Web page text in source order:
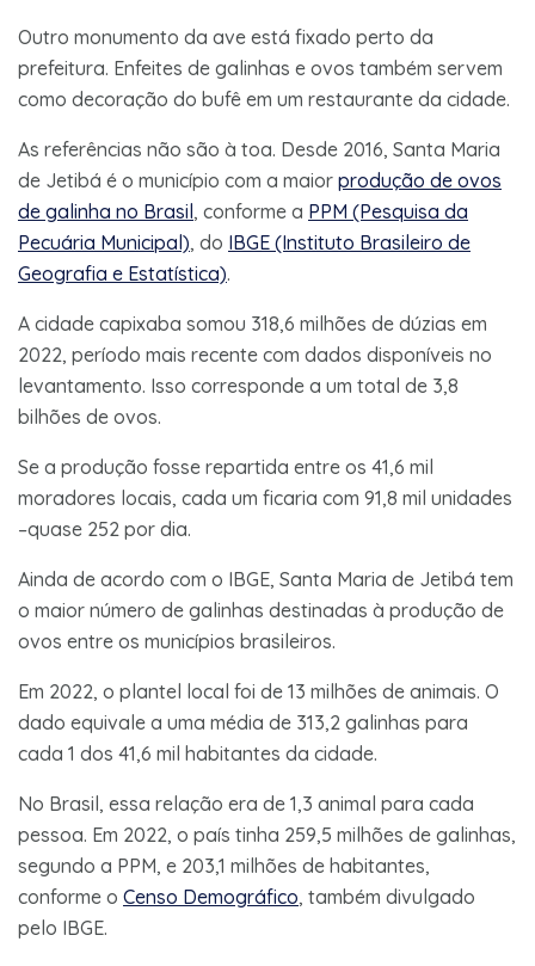
Outro monumento da ave está fixado perto da
prefeitura. Enfeites de galinhas e ovos também servem
como decoração do bufê em um restaurante da cidade.
As referências não são à toa. Desde 2016, Santa Maria
de Jetibá é o município com a maior produção de ovos
de galinha no Brasil, conforme a PPM (Pesquisa da
Pecuária Municipal), do IBGE (Instituto Brasileiro de
Geografia e Estatística).
A cidade capixaba somou 318,6 milhões de dúzias em
2022, período mais recente com dados disponíveis no
levantamento. Isso corresponde a um total de 3,8
bilhões de ovos.
Se a produção fosse repartida entre os 41,6 mil
moradores locais, cada um ficaria com 91,8 mil unidades
–quase 252 por dia.
Ainda de acordo com o IBGE, Santa Maria de Jetibá tem
o maior número de galinhas destinadas à produção de
ovos entre os municípios brasileiros.
Em 2022, o plantel local foi de 13 milhões de animais. O
dado equivale a uma média de 313,2 galinhas para
cada 1 dos 41,6 mil habitantes da cidade.
No Brasil, essa relação era de 1,3 animal para cada
pessoa. Em 2022, o país tinha 259,5 milhões de galinhas,
segundo a PPM, e 203,1 milhões de habitantes,
conforme o Censo Demográfico, também divulgado
pelo IBGE.